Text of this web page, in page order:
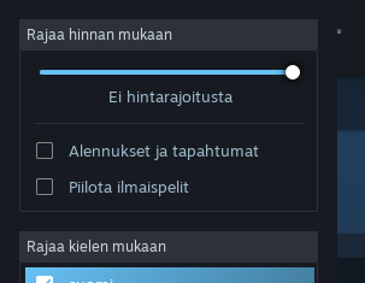
Kirjaudu sisään
Tietoa
Rajaa hinnan mukaan
Ei hintarajoitusta
Alennukset ja tapahtumat
Piilota ilmaispelit
Rajaa kielen mukaan
Kehittäjä: NatsumeAtari